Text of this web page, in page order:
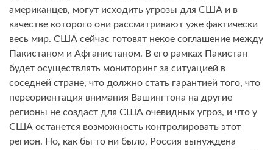
американцев, могут исходить угрозы для США и в
качестве которого они рассматривают уже фактически
весь мир. США сейчас готовят некое соглашение между
Пакистаном и Афганистаном. В его рамках Пакистан
будет осуществлять мониторинг за ситуацией в
соседней стране, что должно стать гарантией того, что
переориентация внимания Вашингтона на другие
регионы не создаст для США очевидных угроз, и что у
США останется возможность контролировать этот
регион. Но, как бы то ни было, Россия вынуждена